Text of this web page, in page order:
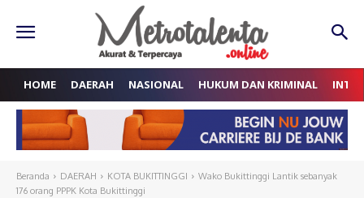
HOME DAERAH NASIONAL HUKUM DAN KRIMINAL
Beranda DAERAH KOTA BUKITTINGGI
Wako Bukittinggi Lantik sebanyak
176 orang PPPK Kota Bukittinggi